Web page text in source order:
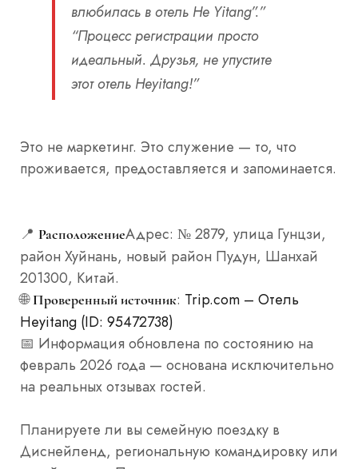
влюбилась в отель He Yitang”.”
“Процесс регистрации просто
идеальный. Друзья, не упустите
этот отель Heyitang!”
Это не маркетинг. Это служение — то, что
проживается, предоставляется и запоминается.
📍 РасположениеАдрес: № 2879, улица Гунцзи,
район Хуйнань, новый район Пудун, Шанхай
201300, Китай.
🌐Проверенный источник: Trip.com – Отель
Heyitang (ID: 95472738)
📅 Информация обновлена по состоянию на
февраль 2026 года — основана исключительно
на реальных отзывах гостей.
Планируете ли вы семейную поездку в
Диснейленд, региональную командировку или